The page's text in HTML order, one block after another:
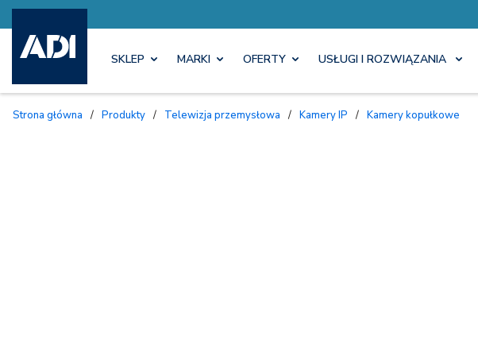
SKLEP MARKI OFERTY USŁUGI I ROZWIĄZANIA
Strona główna / Produkty / Telewizja przemysłowa / Kamery IP / Kamery kopułkowe